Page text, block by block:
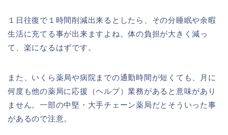
１日往復で１時間削減出来るとしたら、その分睡眠や余暇
生活に充てる事が出来ますよね。体の負担が大きく減っ
て、楽になるはずです。
また、いくら薬局や病院までの通勤時間が短くても、月に
何度も他の薬局に応援（ヘルプ）業務があると意味があり
ません。一部の中堅・大手チェーン薬局だとそういった事
があるので注意。